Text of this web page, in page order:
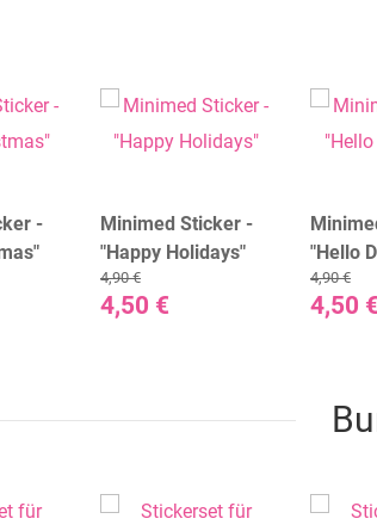
-
Minimed Sticker -
"Happy Holidays"
4,50 €
4,90 €
"Hello
4,50 €
4,90 €